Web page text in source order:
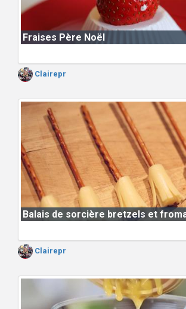
Fraises Père Noël
Clairepr
Balais de sorcière bretzels et
Clairepr